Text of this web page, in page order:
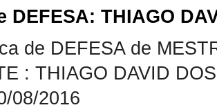
DEFESA: THIAGO
de DEFESA de
: THIAGO DAVID
08/2016